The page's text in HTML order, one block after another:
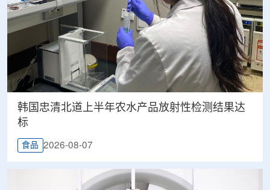
韩国忠清北道上半年农水产品放射性检测结果达
标
食品 2026-08-07